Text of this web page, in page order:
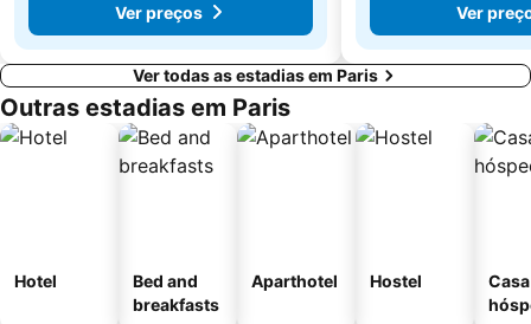
Ver preços
Ver
Ver todas as estadias em Paris
Outras estadias em Paris
Hotel
Bed and
breakfasts
Aparthotel Hostel